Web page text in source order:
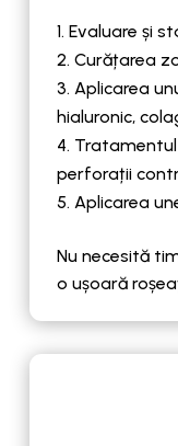
Evaluare și
Curățarea
Aplicarea
hialuronic,
perforații
Aplicarea
Nu necesită
o ușoară